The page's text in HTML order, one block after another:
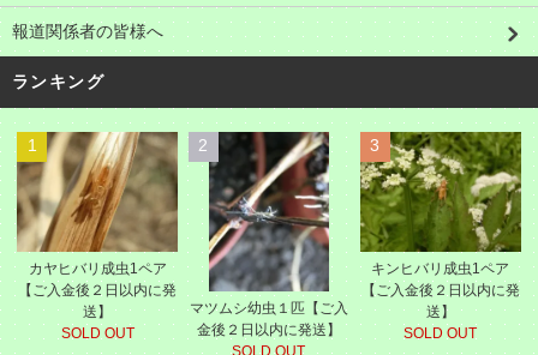
報道関係者の皆様へ
ランキング
1
カヤヒバリ成虫1ペア
【ご入金後２日以内に発
送】
SOLD OUT
2
マツムシ幼虫１匹【ご入
金後２日以内に発送】
SOLD OUT
3
キンヒバリ成虫1ペア
【ご入金後２日以内に発
送】
SOLD OUT